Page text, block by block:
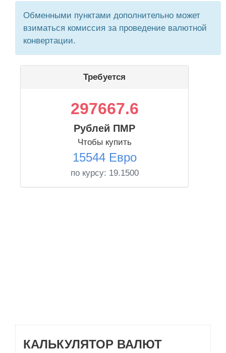
Обменными пунктами дополнительно может
взиматься комиссия за проведение валютной
конвертации.
Требуется
297667.6
Рублей ПМР
Чтобы купить
15544 Евро
по курсу: 19.1500
КАЛЬКУЛЯТОР ВАЛЮТ